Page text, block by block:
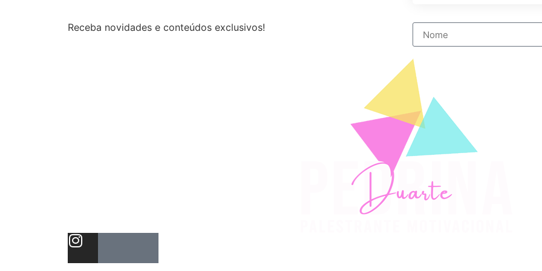
Receba novidades e conteúdos exclusivos!